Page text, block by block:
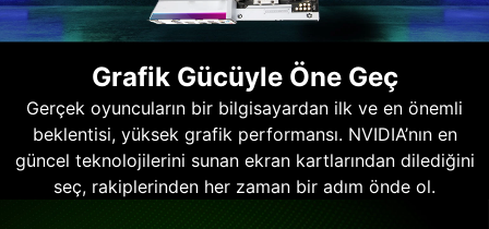
Grafik Gücüyle Öne Geç
Gerçek oyuncuların bir bilgisayardan ilk ve en önemli
beklentisi, yüksek grafik performansı. NVIDIA’nın en
güncel teknolojilerini sunan ekran kartlarından dilediğini
seç, rakiplerinden her zaman bir adım önde ol.